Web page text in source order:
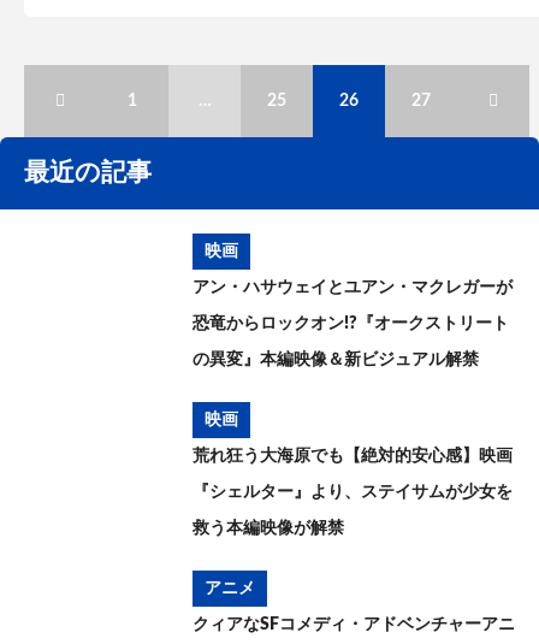
1 … 25 26 27
最近の記事
映画
アン・ハサウェイとユアン・マクレガーが
恐竜からロックオン!?『オークストリート
の異変』本編映像＆新ビジュアル解禁
映画
荒れ狂う大海原でも【絶対的安心感】映画
『シェルター』より、ステイサムが少女を
救う本編映像が解禁
アニメ
クィアなSFコメディ・アドベンチャーアニ